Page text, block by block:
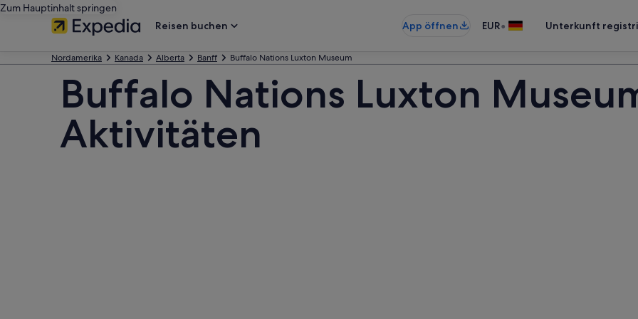
Zum Hauptinhalt springen
Reisen buchen
App öffnen EUR• Unterkunft
Nordamerika Kanada Alberta Banff Buffalo Nations Luxton Museum
Buffalo Nations Luxton
Aktivitäten